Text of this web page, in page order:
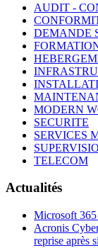
AUDIT -
DEMANDE
MODERN
SECURITE
SERVICES
TELECOM
Actualités
Microsoft
Acronis
reprise après